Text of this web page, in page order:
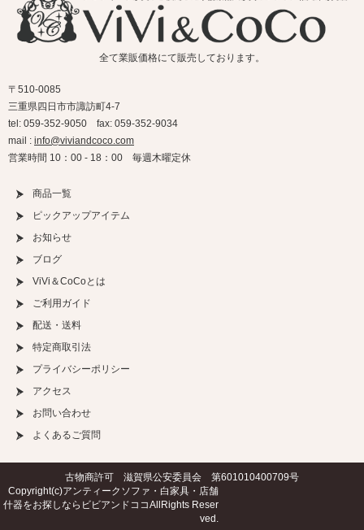
全て業販価格にて販売しております。
〒510-0085
三重県四日市市諏訪町4-7
tel: 059-352-9050 fax: 059-352-9034
mail : info@viviandcoco.com
営業時間 10：00 - 18：00 毎週木曜定休
商品一覧
ピックアップアイテム
お知らせ
ブログ
ViVi＆CoCoとは
ご利用ガイド
配送・送料
特定商取引法
プライバシーポリシー
アクセス
お問い合わせ
よくあるご質問
古物商許可 滋賀県公安委員会 第601010400709号
Copyright(c)アンティークソファ・白家具・店舗
什器をお探しならビビアンドココAllRights Reser
ved.